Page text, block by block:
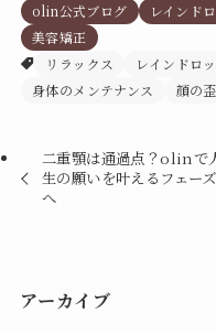
olin公式ブログ レインド
美容矯正
リラックス
レインドロ
身体のメンテナンス
顔の
二重顎は通過点？olinで
生の願いを叶えるフェーズ
へ
アーカイブ